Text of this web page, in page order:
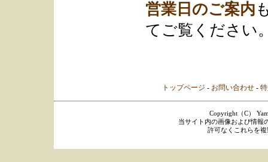
営業日のご案内
てご覧ください
トップページ - お問い合わせ -
Copyright（C）
当サイト内の画像および情報
許可なくこれらを